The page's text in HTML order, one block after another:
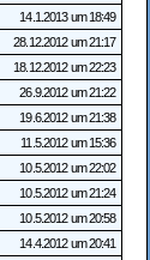
14.1.2013 um 18:49
28.12.2012 um 21:17
18.12.2012 um 22:23
26.9.2012 um 21:22
19.6.2012 um 21:38
11.5.2012 um 15:36
10.5.2012 um 22:02
10.5.2012 um 21:24
10.5.2012 um 20:58
14.4.2012 um 20:41